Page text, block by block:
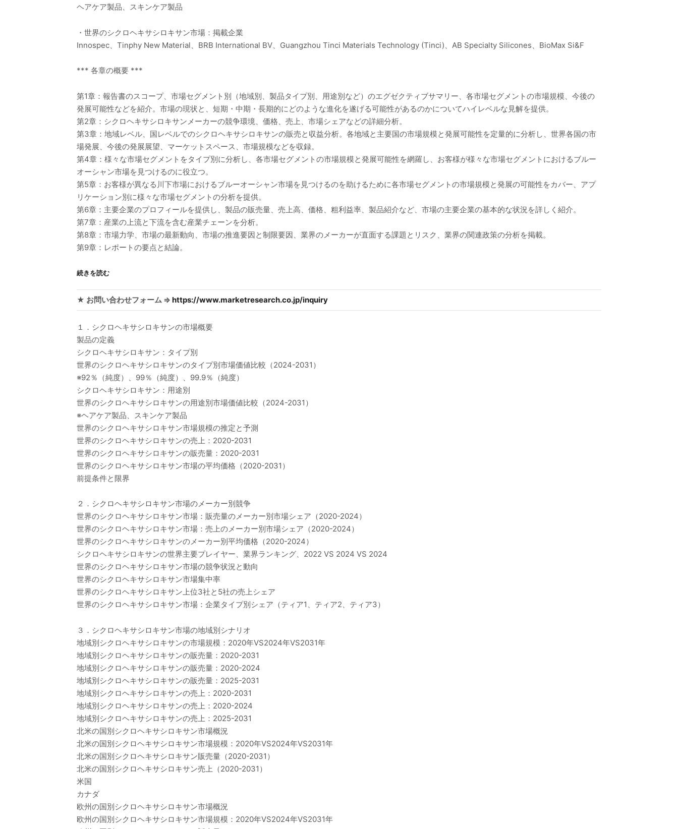
ヘアケア製品、スキンケア製品
・世界のシクロヘキサシロキサン市場：掲載企業
Innospec、Tinphy New Material、BRB International BV、Guangzhou Tinci Materials Technology (Tinci)、AB Specialty Silicones、BioMax Si&F
*** 各章の概要 ***
第1章：報告書のスコープ、市場セグメント別（地域別、製品タイプ別、用途別など）のエグゼクティブサマリー、各市場セグメントの市場規模、今後の
発展可能性などを紹介。市場の現状と、短期・中期・長期的にどのような進化を遂げる可能性があるのかについてハイレベルな見解を提供。
第2章：シクロヘキサシロキサンメーカーの競争環境、価格、売上、市場シェアなどの詳細分析。
第3章：地域レベル、国レベルでのシクロヘキサシロキサンの販売と収益分析。各地域と主要国の市場規模と発展可能性を定量的に分析し、世界各国の市
場発展、今後の発展展望、マーケットスペース、市場規模などを収録。
第4章：様々な市場セグメントをタイプ別に分析し、各市場セグメントの市場規模と発展可能性を網羅し、お客様が様々な市場セグメントにおけるブルー
オーシャン市場を見つけるのに役立つ。
第5章：お客様が異なる川下市場におけるブルーオーシャン市場を見つけるのを助けるために各市場セグメントの市場規模と発展の可能性をカバー、アプ
リケーション別に様々な市場セグメントの分析を提供。
第6章：主要企業のプロフィールを提供し、製品の販売量、売上高、価格、粗利益率、製品紹介など、市場の主要企業の基本的な状況を詳しく紹介。
第7章：産業の上流と下流を含む産業チェーンを分析。
第8章：市場力学、市場の最新動向、市場の推進要因と制限要因、業界のメーカーが直面する課題とリスク、業界の関連政策の分析を掲載。
第9章：レポートの要点と結論。
続きを読む
★ お問い合わせフォーム ⇒ https://www.marketresearch.co.jp/inquiry
１．シクロヘキサシロキサンの市場概要
製品の定義
シクロヘキサシロキサン：タイプ別
世界のシクロヘキサシロキサンのタイプ別市場価値比較（2024-2031）
※92％（純度）、99％（純度）、99.9％（純度）
シクロヘキサシロキサン：用途別
世界のシクロヘキサシロキサンの用途別市場価値比較（2024-2031）
※ヘアケア製品、スキンケア製品
世界のシクロヘキサシロキサン市場規模の推定と予測
世界のシクロヘキサシロキサンの売上：2020-2031
世界のシクロヘキサシロキサンの販売量：2020-2031
世界のシクロヘキサシロキサン市場の平均価格（2020-2031）
前提条件と限界
２．シクロヘキサシロキサン市場のメーカー別競争
世界のシクロヘキサシロキサン市場：販売量のメーカー別市場シェア（2020-2024）
世界のシクロヘキサシロキサン市場：売上のメーカー別市場シェア（2020-2024）
世界のシクロヘキサシロキサンのメーカー別平均価格（2020-2024）
シクロヘキサシロキサンの世界主要プレイヤー、業界ランキング、2022 VS 2024 VS 2024
世界のシクロヘキサシロキサン市場の競争状況と動向
世界のシクロヘキサシロキサン市場集中率
世界のシクロヘキサシロキサン上位3社と5社の売上シェア
世界のシクロヘキサシロキサン市場：企業タイプ別シェア（ティア1、ティア2、ティア3）
３．シクロヘキサシロキサン市場の地域別シナリオ
地域別シクロヘキサシロキサンの市場規模：2020年VS2024年VS2031年
地域別シクロヘキサシロキサンの販売量：2020-2031
地域別シクロヘキサシロキサンの販売量：2020-2024
地域別シクロヘキサシロキサンの販売量：2025-2031
地域別シクロヘキサシロキサンの売上：2020-2031
地域別シクロヘキサシロキサンの売上：2020-2024
地域別シクロヘキサシロキサンの売上：2025-2031
北米の国別シクロヘキサシロキサン市場概況
北米の国別シクロヘキサシロキサン市場規模：2020年VS2024年VS2031年
北米の国別シクロヘキサシロキサン販売量（2020-2031）
北米の国別シクロヘキサシロキサン売上（2020-2031）
米国
カナダ
欧州の国別シクロヘキサシロキサン市場概況
欧州の国別シクロヘキサシロキサン市場規模：2020年VS2024年VS2031年